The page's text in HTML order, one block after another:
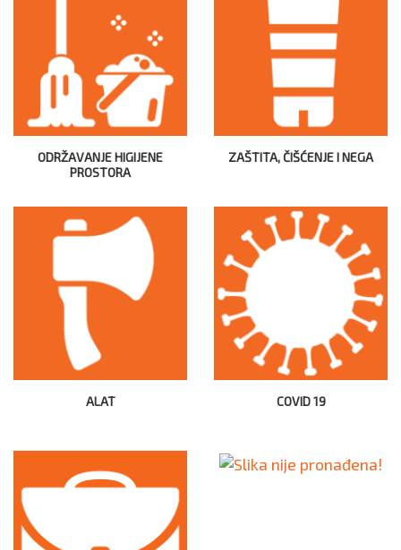
ODRŽAVANJE HIGIJENE
PROSTORA
ZAŠTITA, ČIŠĆENJE I NEGA
ALAT COVID 19